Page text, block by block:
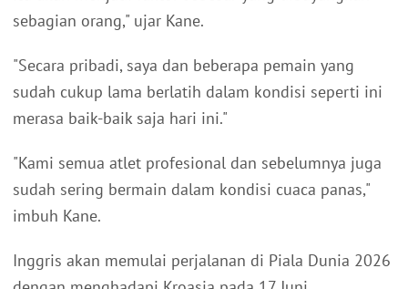
sebagian orang," ujar Kane.
"Secara pribadi, saya dan beberapa pemain yang
sudah cukup lama berlatih dalam kondisi seperti ini
merasa baik-baik saja hari ini."
"Kami semua atlet profesional dan sebelumnya juga
sudah sering bermain dalam kondisi cuaca panas,"
imbuh Kane.
Inggris akan memulai perjalanan di Piala Dunia 2026